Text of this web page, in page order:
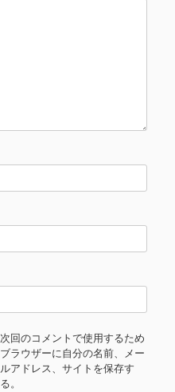
次回のコメントで使用するため
ブラウザーに自分の名前、メー
ルアドレス、サイトを保存す
る。